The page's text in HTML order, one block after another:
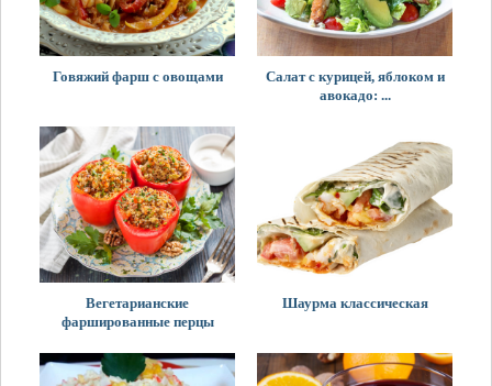
Говяжий фарш с овощами
Салат с курицей, яблоком и
авокадо: ...
Вегетарианские
фаршированные перцы
Шаурма классическая